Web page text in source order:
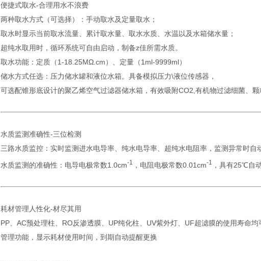
便捷式取水-合理用水不浪费
两种取水方式（可选择）：手动取水及定量取水；
取水时显示当前取水流量、累计取水量、取水水质、水温以及水箱储水量；
超纯水取用时，循环系统可自由启动，制备z佳所需水质。
取水功能：定质（1-18.25MΩ.cm）、定量（1ml-9999ml）
储水方式任选：压力储水罐和液位水箱。具备模拟压力\液位传感器，
可选配锥形底设计的聚乙烯空气过滤器储水箱，有效吸附CO2,有机物过滤细菌、
水质监测准确性-三位检测
三路水质监控：实时监测进水电导率、纯水电导率、超纯水电阻率，监测异常时
水质监测的准确性：电导电极常数1.0cm-1 ，电阻电极常数0.01cm-1 ，具有25℃自
耗材管理人性化-材尽其用
PP、AC预处理柱、RO反渗透膜、UP纯化柱、UV紫外灯、UF超滤膜的使用寿命
管理功能，显示耗材使用时间，到期自动提醒更换